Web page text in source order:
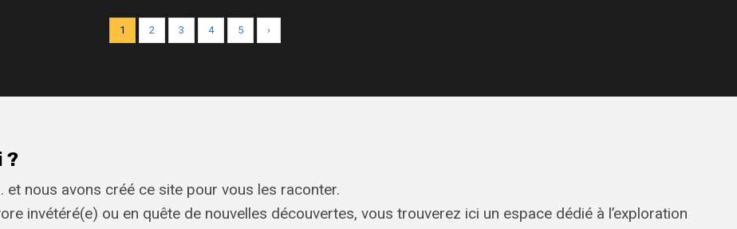
1 2 3 4 5 ›
?
nous avons créé ce site pour vous les raconter.
invétéré(e) ou en quête de nouvelles découvertes, vous trouverez ici un espace dédié à l’exploration